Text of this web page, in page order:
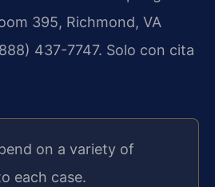
395, Richmond, VA
437-7747. Solo con cita
on a variety of
each case.